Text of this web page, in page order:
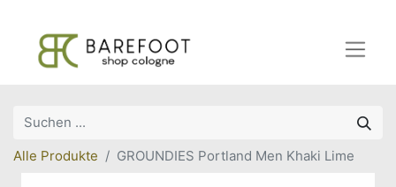
Alle Produkte GROUNDIES Portland Men Khaki Lime